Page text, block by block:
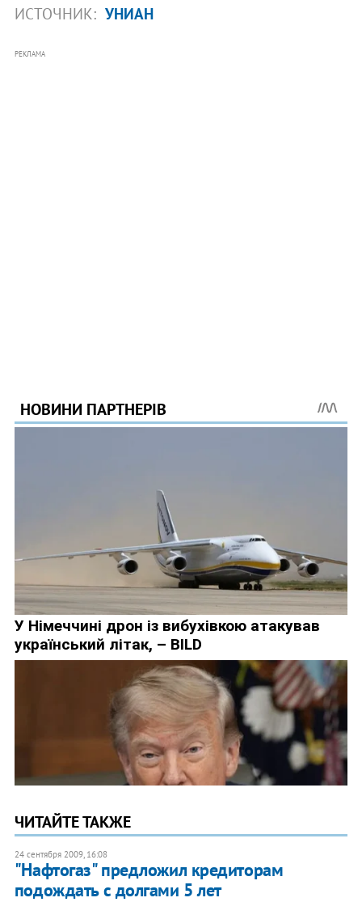
ИСТОЧНИК: УНИАН
РЕКЛАМА
ЧИТАЙТЕ ТАКЖЕ
24 сентября 2009, 16:08
"Нафтогаз" предложил кредиторам
подождать с долгами 5 лет